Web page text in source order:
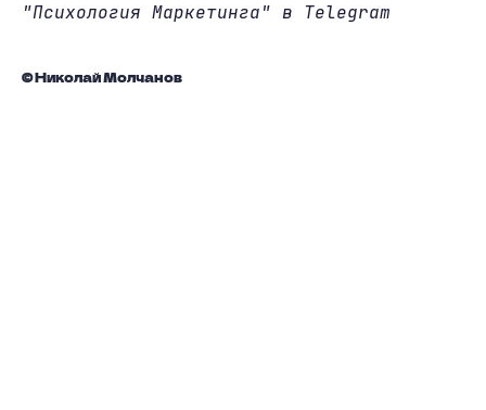
"Психология Маркетинга" в Telegram
© Николай Молчанов